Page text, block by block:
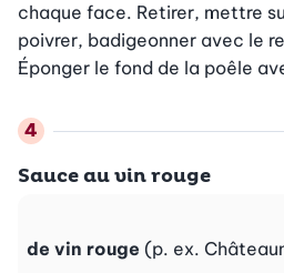
chaque face. Retirer, mettre
poivrer, badigeonner avec le
Éponger le fond de la poêle
Sauce au vin rouge
de vin rouge (p. ex.